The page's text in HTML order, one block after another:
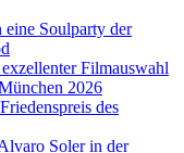
eine Soulparty der
Filmauswahl
2026
des
Soler in der